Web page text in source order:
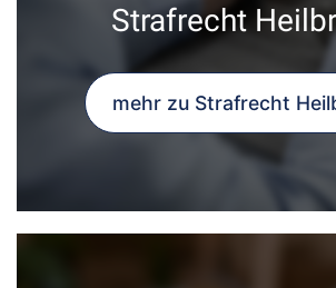
Strafrecht
mehr zu Strafrecht